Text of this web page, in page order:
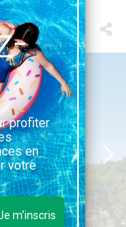
profiter
en
votre
m'inscris